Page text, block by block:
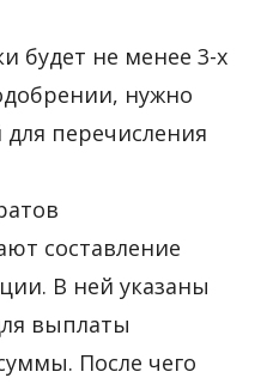
будет не менее 3-х
нужно
перечисления
составление
В ней указаны
выплаты
После чего